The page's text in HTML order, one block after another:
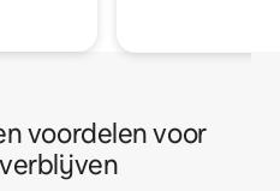
voordelen voor